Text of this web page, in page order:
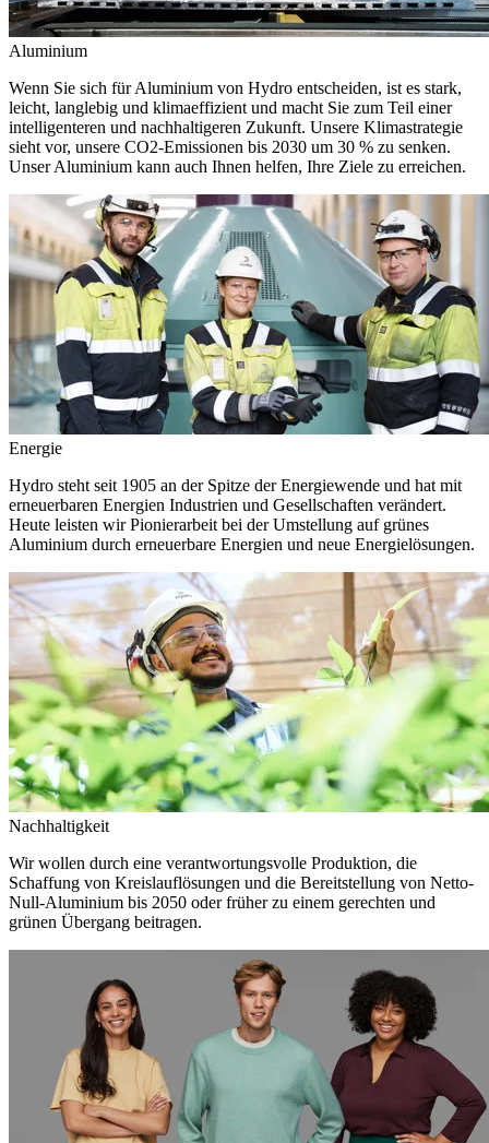
Aluminium
Wenn Sie sich für Aluminium von Hydro entscheiden, ist es stark,
leicht, langlebig und klimaeffizient und macht Sie zum Teil einer
intelligenteren und nachhaltigeren Zukunft. Unsere Klimastrategie
sieht vor, unsere CO2-Emissionen bis 2030 um 30 % zu senken.
Unser Aluminium kann auch Ihnen helfen, Ihre Ziele zu erreichen.
Energie
Hydro steht seit 1905 an der Spitze der Energiewende und hat mit
erneuerbaren Energien Industrien und Gesellschaften verändert.
Heute leisten wir Pionierarbeit bei der Umstellung auf grünes
Aluminium durch erneuerbare Energien und neue Energielösungen.
Nachhaltigkeit
Wir wollen durch eine verantwortungsvolle Produktion, die
Schaffung von Kreislauflösungen und die Bereitstellung von Netto-
Null-Aluminium bis 2050 oder früher zu einem gerechten und
grünen Übergang beitragen.